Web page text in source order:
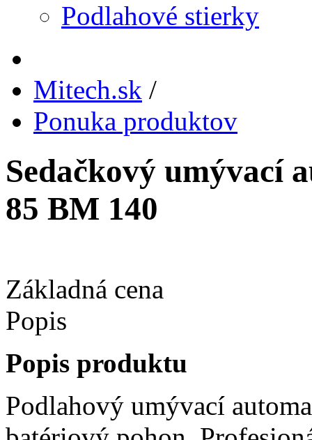
Podlahové stierky
Mitech.sk /
Ponuka produktov
Sedačkový umývací
85 BM 140
Základná cena
Popis
Popis produktu
Podlahový umývací